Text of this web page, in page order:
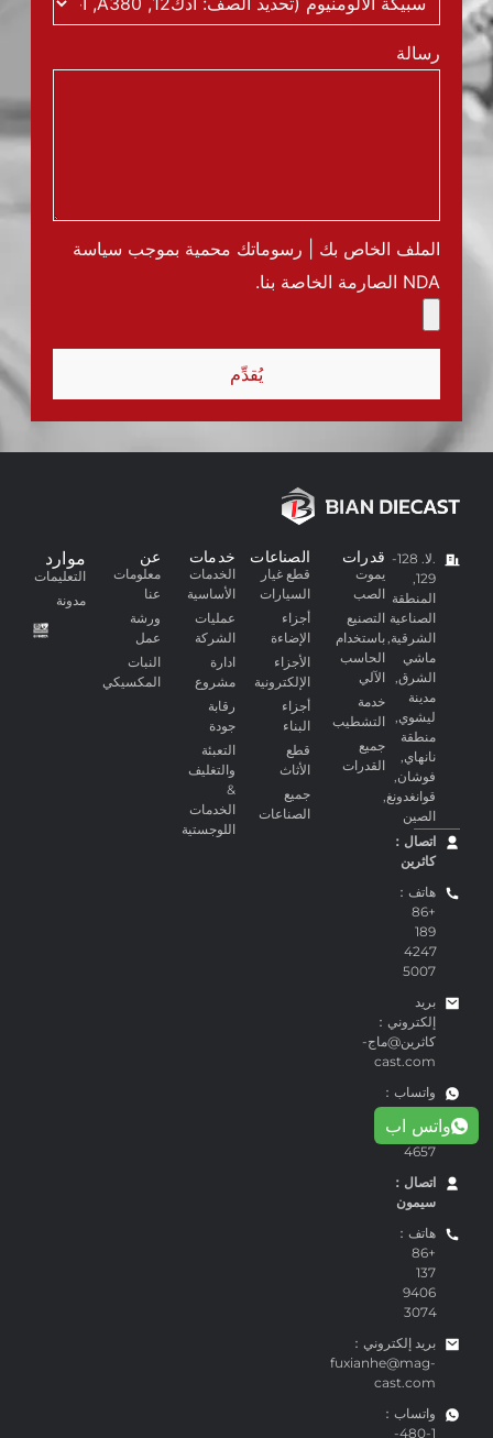
رسالة
الملف الخاص بك | رسوماتك محمية بموجب سياسة
NDA الصارمة الخاصة بنا.
يُقدِّم
.لا. 128-
129,
المنطقة
الصناعية
الشرقية,
ماشي
الشرق,
مدينة
ليشوي,
منطقة
نانهاي,
فوشان,
قوانغدونغ,
الصين
اتصال：
كاثرين
هاتف：
+86
189
4247
5007
بريد
إلكتروني：
كاثرين@ماج-
cast.com
واتساب：
+86-159
1863
4657
اتصال：
سيمون
هاتف：
+86
137
9406
3074
بريد إلكتروني：
fuxianhe@mag-
cast.com
واتساب：
1-480-
قدرات
يموت
الصب
التصنيع
باستخدام
الحاسب
الآلي
خدمة
التشطيب
جميع
القدرات
الصناعات
قطع غيار
السيارات
أجزاء
الإضاءة
الأجزاء
الإلكترونية
أجزاء
البناء
قطع
الأثاث
جميع
الصناعات
خدمات
الخدمات
الأساسية
عمليات
الشركة
ادارة
مشروع
رقابة
جودة
التعبئة
والتغليف
&
الخدمات
اللوجستية
عن
معلومات
عنا
ورشة
عمل
النبات
المكسيكي
موارد
التعليمات
مدونة
واتس اب